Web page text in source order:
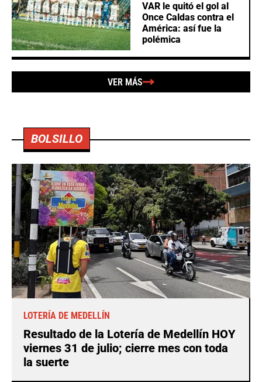
VAR le quitó el gol al
Once Caldas contra el
América: así fue la
polémica
VER MÁS
BOLSILLO
LOTERÍA DE MEDELLÍN
Resultado de la Lotería de Medellín HOY
viernes 31 de julio; cierre mes con toda
la suerte